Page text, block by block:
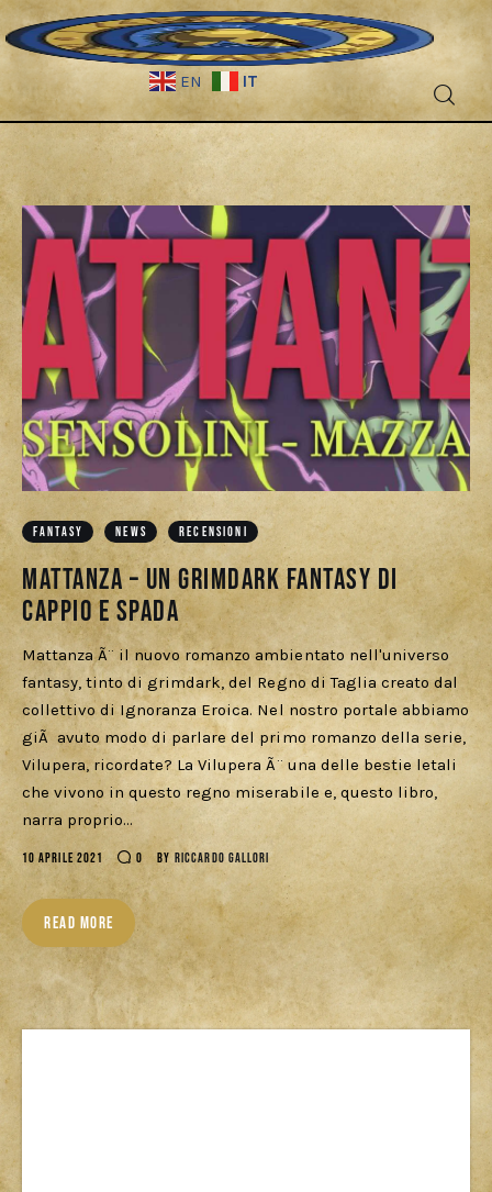
EN IT
Fantascienza
Fantasy
Games
Recensioni
Libri e fumetti
Cercatori
Download
FANTASY NEWS RECENSIONI
Mattanza – un grimdark fantasy di
cappio e spada
Mattanza Ã¨ il nuovo romanzo ambientato nell'universo
fantasy, tinto di grimdark, del Regno di Taglia creato dal
collettivo di Ignoranza Eroica. Nel nostro portale abbiamo
giÃ avuto modo di parlare del primo romanzo della serie,
Vilupera, ricordate? La Vilupera Ã¨ una delle bestie letali
che vivono in questo regno miserabile e, questo libro,
narra proprio…
10 APRILE 2021 0 BY RICCARDO GALLORI
READ MORE